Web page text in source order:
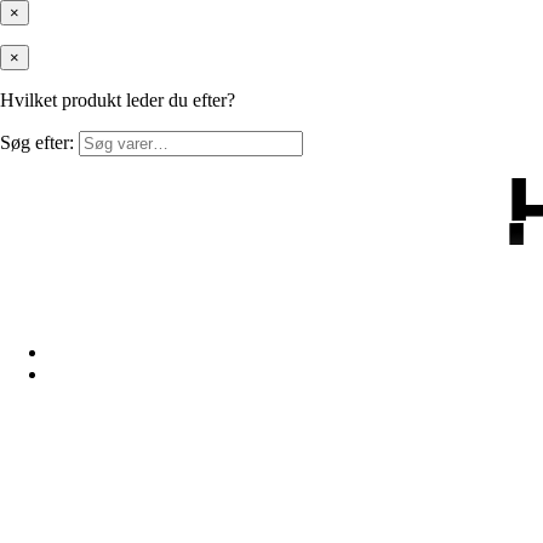
×
×
Hvilket produkt leder du efter?
Søg efter: